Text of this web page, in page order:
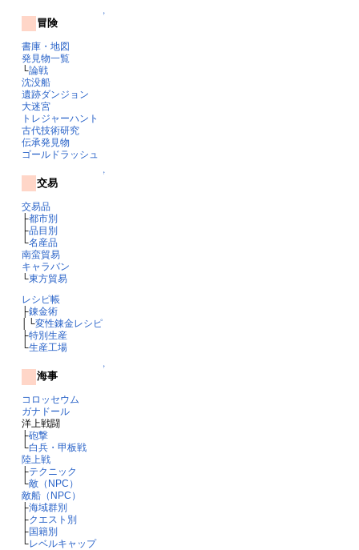
↑
冒険
書庫・地図
発見物一覧
└論戦
沈没船
遺跡ダンジョン
大迷宮
トレジャーハント
古代技術研究
伝承発見物
ゴールドラッシュ
↑
交易
交易品
├都市別
├品目別
└名産品
南蛮貿易
キャラバン
└東方貿易
レシピ帳
├錬金術
│└変性錬金レシピ
├特別生産
└生産工場
↑
海事
コロッセウム
ガナドール
洋上戦闘
├砲撃
└白兵・甲板戦
陸上戦
├テクニック
└敵（NPC）
敵船（NPC）
├海域群別
├クエスト別
├国籍別
└レベルキャップ